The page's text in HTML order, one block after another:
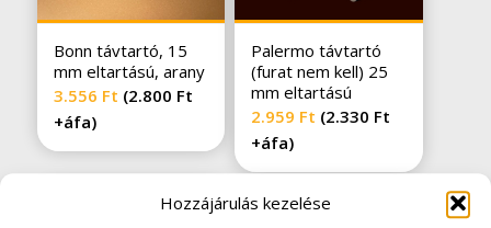
Hozzájárulás kezelése
Bonn távtartó, 15
mm eltartású, arany
3.556 Ft (2.800 Ft
+áfa)
Palermo távtartó
(furat nem kell) 25
mm eltartású
2.959 Ft (2.330 Ft
+áfa)